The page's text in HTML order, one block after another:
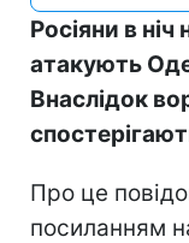
Росіяни в
атакують
Внаслідок
Про це
посиланням